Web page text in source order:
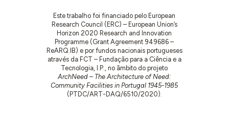
Este trabalho foi financiado pelo European
Research Council (ERC) – European Union’s
Horizon 2020 Research and Innovation
Programme (Grant Agreement 949686 –
ReARQ.IB) e por fundos nacionais portugueses
através da FCT – Fundação para a Ciência e a
Tecnologia, I.P., no âmbito do projeto
ArchNeed – The Architecture of Need:
Community Facilities in Portugal 1945-1985
(PTDC/ART-DAQ/6510/2020).